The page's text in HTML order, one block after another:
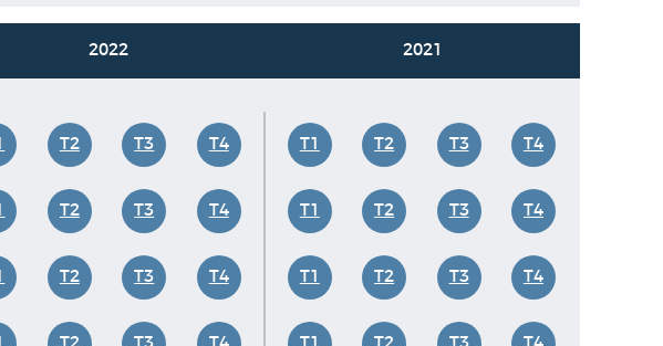
2022
T2 T3 T4
T2 T3 T4
T2 T3 T4
2021
T1 T2 T3 T4
T1 T2 T3 T4
T1 T2 T3 T4